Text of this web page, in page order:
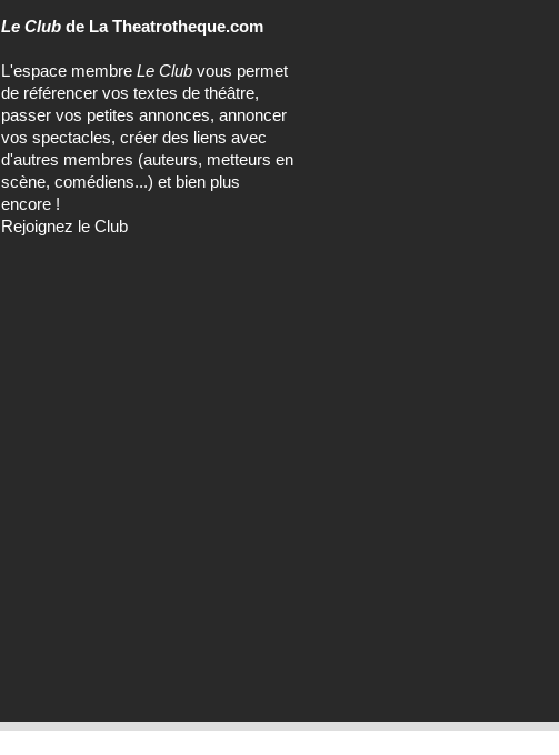
Le Club de La Theatrotheque.com
L'espace membreLe Club vous permet
de référencer vos textes de théâtre,
passer vos petites annonces, annoncer
vos spectacles, créer des liens avec
d'autres membres (auteurs, metteurs en
scène, comédiens...) et bien plus
encore !
Rejoignez le Club